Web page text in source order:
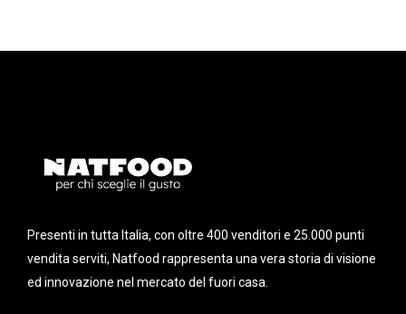
Presenti in tutta Italia, con oltre 400 venditori e 25.000 punti
vendita serviti, Natfood rappresenta una vera storia di visione
ed innovazione nel mercato del fuori casa.